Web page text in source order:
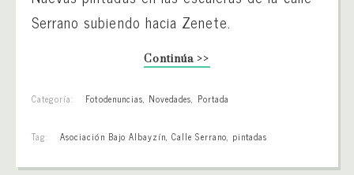
Serrano subiendo hacia Zenete.
Continúa >>
Categoría: Fotodenuncias, Novedades, Portada
Tag: Asociación Bajo Albayzín,Calle Serrano, pintadas